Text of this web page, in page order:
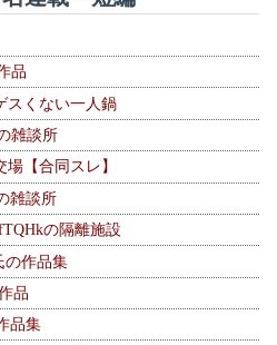
品
スくない一人鍋
雑談所
場【合同スレ】
雑談所
の隔離施設
の作品集
品
品集